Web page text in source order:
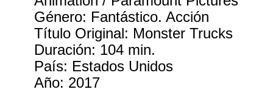
Género: Fantástico. Acción
Título Original: Monster Trucks
Duración: 104 min.
País: Estados Unidos
Año: 2017